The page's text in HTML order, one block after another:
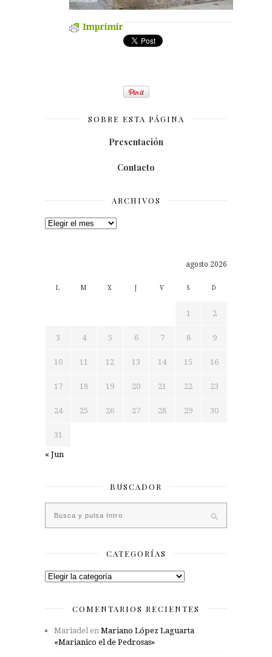
Imprimir
SOBRE ESTA PÁGINA
Presentación
Contacto
ARCHIVOS
Archivos
agosto 2026
L M X J V S D
1 2
3 4 5 6 7 8 9
10 11 12 13 14 15 16
17 18 19 20 21 22 23
24 25 26 27 28 29 30
31
« Jun
BUSCADOR
CATEGORÍAS
Categorías
COMENTARIOS RECIENTES
Mariadel en Mariano López Laguarta
«Marianico el de Pedrosas»